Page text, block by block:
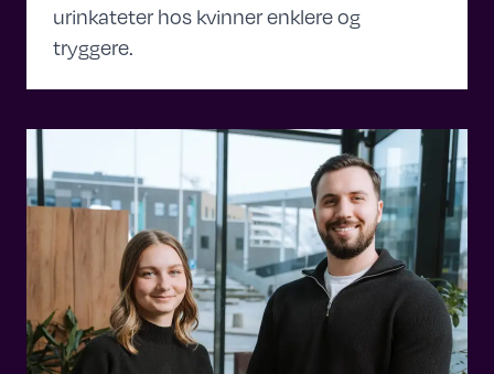
urinkateter hos kvinner enklere og
tryggere.